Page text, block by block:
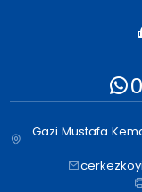
Gazi Mustafa